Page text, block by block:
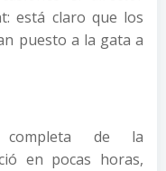
está claro que los
puesto a la gata a
completa de la
en pocas horas,